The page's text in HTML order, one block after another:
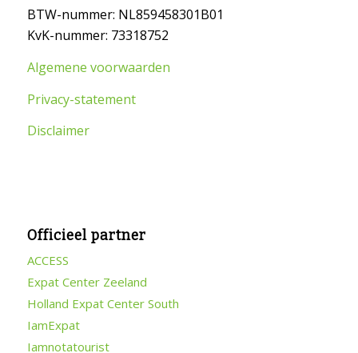
BTW-nummer: NL859458301B01
KvK-nummer: 73318752
Algemene voorwaarden
Privacy-statement
Disclaimer
Officieel partner
ACCESS
Expat Center Zeeland
Holland Expat Center South
IamExpat
Iamnotatourist